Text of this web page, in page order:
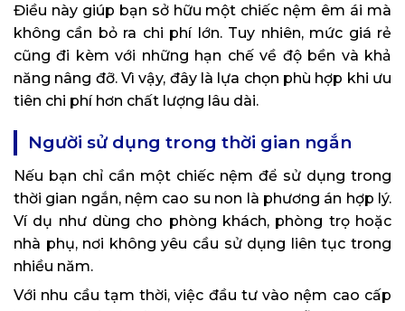
Điều này giúp bạn sở hữu một chiếc nệm êm ái mà
không cần bỏ ra chi phí lớn. Tuy nhiên, mức giá rẻ
cũng đi kèm với những hạn chế về độ bền và khả
năng nâng đỡ. Vì vậy, đây là lựa chọn phù hợp khi ưu
tiên chi phí hơn chất lượng lâu dài.
Người sử dụng trong thời gian ngắn
Nếu bạn chỉ cần một chiếc nệm để sử dụng trong
thời gian ngắn, nệm cao su non là phương án hợp lý.
Ví dụ như dùng cho phòng khách, phòng trọ hoặc
nhà phụ, nơi không yêu cầu sử dụng liên tục trong
nhiều năm.
Với nhu cầu tạm thời, việc đầu tư vào nệm cao cấp